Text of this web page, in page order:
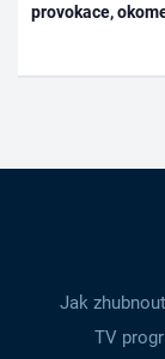
provokace,
Jak zhubnout
TV